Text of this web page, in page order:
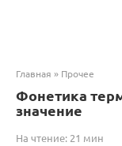
Главная » Прочее
Фонетика
значение
На чтение: 21 мин